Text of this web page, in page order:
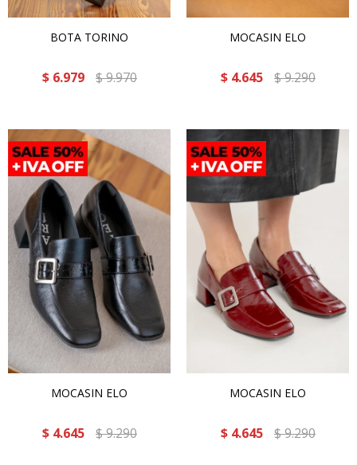
BOTA TORINO
$ 6.979 $9.970
MOCASIN ELO
$ 4.645 $9.290
MOCASIN ELO
$ 4.645 $9.290
MOCASIN ELO
$ 4.645 $9.290